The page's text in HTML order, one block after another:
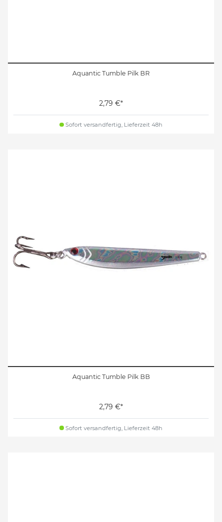
Aquantic Tumble Pilk BR
2,79 €*
Sofort versandfertig, Lieferzeit 48h
Aquantic Tumble Pilk BB
2,79 €*
Sofort versandfertig, Lieferzeit 48h